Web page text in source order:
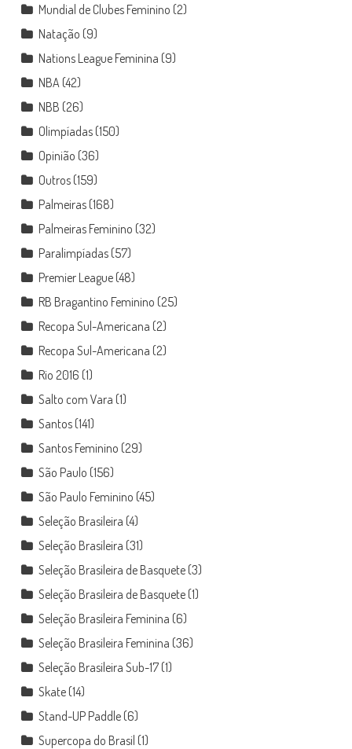
Mundial de Clubes Feminino (2)
Natação (9)
Nations League Feminina (9)
NBA (42)
NBB (26)
Olimpíadas(150)
Opinião (36)
Outros(159)
Palmeiras(168)
Palmeiras Feminino (32)
Paralimpíadas(57)
Premier League(48)
RB Bragantino Feminino (25)
Recopa Sul-Americana (2)
Recopa Sul-Americana (2)
Rio 2016 (1)
Salto com Vara (1)
Santos(141)
Santos Feminino (29)
São Paulo (156)
São Paulo Feminino (45)
Seleção Brasileira (4)
Seleção Brasileira (31)
Seleção Brasileira de Basquete(3)
Seleção Brasileira de Basquete(1)
Seleção Brasileira Feminina (6)
Seleção Brasileira Feminina (36)
Seleção Brasileira Sub-17(1)
Skate(14)
Stand-UP Paddle(6)
Supercopa do Brasil (1)